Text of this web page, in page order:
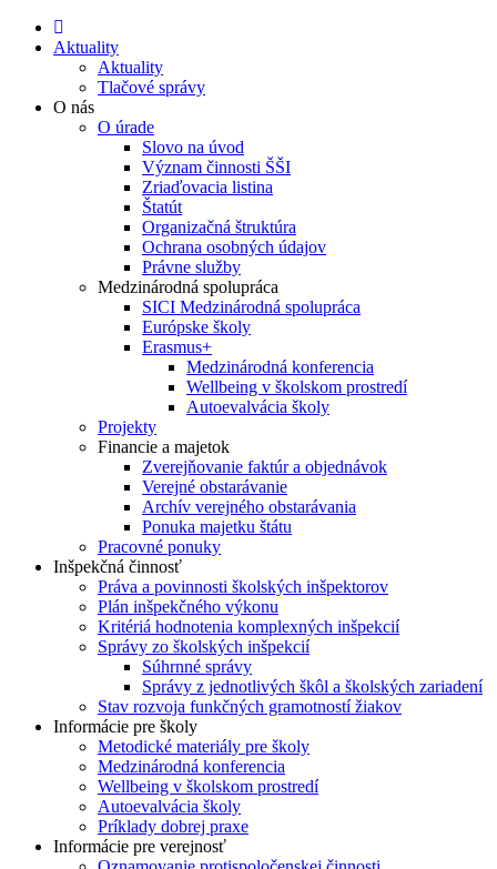
Aktuality
Aktuality
Tlačové správy
O nás
O úrade
Slovo na úvod
Význam činnosti ŠŠI
Zriaďovacia listina
Štatút
Organizačná štruktúra
Ochrana osobných údajov
Právne služby
Medzinárodná spolupráca
SICI Medzinárodná spolupráca
Európske školy
Erasmus+
Medzinárodná konferencia
Wellbeing v školskom prostredí
Autoevalvácia školy
Projekty
Financie a majetok
Zverejňovanie faktúr a objednávok
Verejné obstarávanie
Archív verejného obstarávania
Ponuka majetku štátu
Pracovné ponuky
Inšpekčná činnosť
Práva a povinnosti školských inšpektorov
Plán inšpekčného výkonu
Kritériá hodnotenia komplexných inšpekcií
Správy zo školských inšpekcií
Súhrnné správy
Správy z jednotlivých škôl a školských zariadení
Stav rozvoja funkčných gramotností žiakov
Informácie pre školy
Metodické materiály pre školy
Medzinárodná konferencia
Wellbeing v školskom prostredí
Autoevalvácia školy
Príklady dobrej praxe
Informácie pre verejnosť